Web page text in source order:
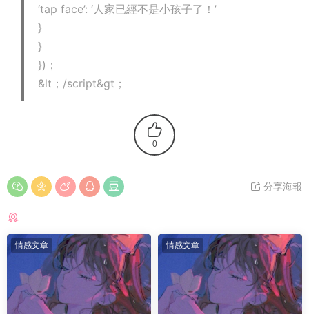
‘tap face’: ‘人家已經不是小孩子了！’
}
}
})；
&lt；/script&gt；
0
分享海報
情感文章 情感文章